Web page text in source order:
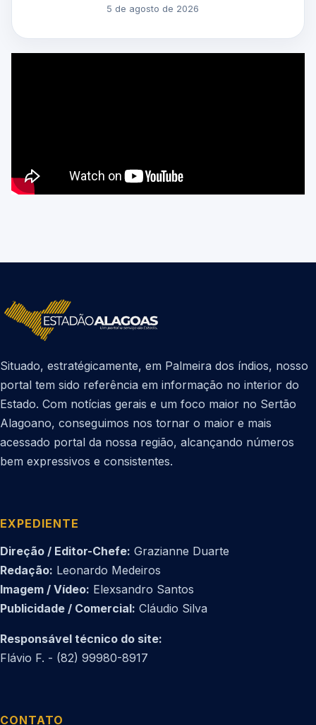
5 de agosto de 2026
Situado, estratégicamente, em Palmeira dos índios, nosso
portal tem sido referência em informação no interior do
Estado. Com notícias gerais e um foco maior no Sertão
Alagoano, conseguimos nos tornar o maior e mais
acessado portal da nossa região, alcançando números
bem expressivos e consistentes.
EXPEDIENTE
Direção / Editor-Chefe: Grazianne Duarte
Redação: Leonardo Medeiros
Imagem / Vídeo: Elexsandro Santos
Publicidade / Comercial: Cláudio Silva
Responsável técnico do site:
Flávio F. - (82) 99980-8917
CONTATO